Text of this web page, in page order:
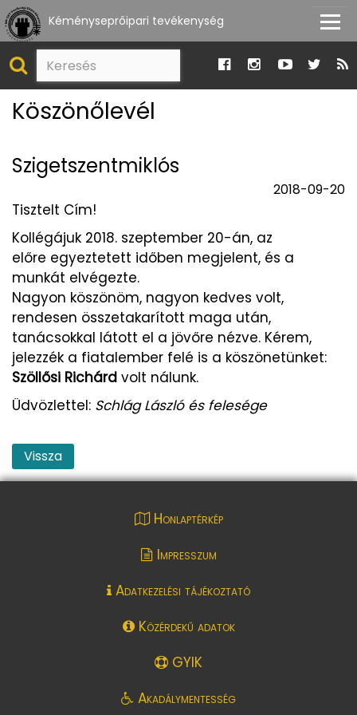
Kéményseprőipari tevékenység
Köszönőlevél
Szigetszentmiklós
2018-09-20
Tisztelt Cím!
Kollégájuk 2018. szeptember 20-án, az
előre egyeztetett időben megjelent, és a
munkát elvégezte.
Nagyon köszönöm, nagyon kedves volt,
rendesen összetakarított maga után,
tanácsokkal látott el a jövőre nézve. Kérem,
jelezzék a fiatalember felé is a köszönetünket:
Szöllősi Richárd volt nálunk.
Üdvözlettel: Schlág László és felesége
Vissza
Honlaptérkép
Impresszum
Adatkezelési tájékoztató
Közérdekű adatok
GYIK
Akadálymentesség